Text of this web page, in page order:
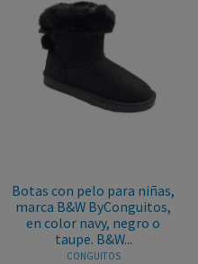
Botas con pelo para niñas,
marca B&W ByConguitos,
en color navy, negro o
taupe. B&W...
CONGUITOS